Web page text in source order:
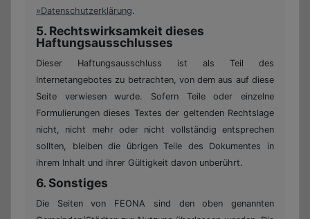
Datenschutzerklärung.
5. Rechtswirksamkeit dieses
Haftungsausschlusses
Dieser Haftungsausschluss ist als Teil des
Internetangebotes zu betrachten, von dem aus auf diese
Seite verwiesen wurde. Sofern Teile oder einzelne
Formulierungen dieses Textes der geltenden Rechtslage
nicht, nicht mehr oder nicht vollständig entsprechen
sollten, bleiben die übrigen Teile des Dokumentes in
ihrem Inhalt und ihrer Gültigkeit davon unberührt.
6. Sonstiges
Die Seiten von FEONA sind den oben genannten